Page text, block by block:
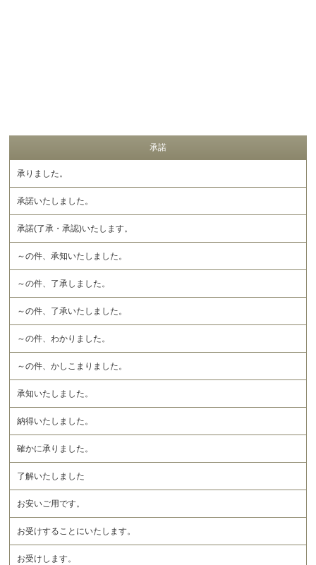
承諾
承りました。
承諾いたしました。
承諾(了承・承認)いたします。
～の件、承知いたしました。
～の件、了承しました。
～の件、了承いたしました。
～の件、わかりました。
～の件、かしこまりました。
承知いたしました。
納得いたしました。
確かに承りました。
了解いたしました
お安いご用です。
お受けすることにいたします。
お受けします。